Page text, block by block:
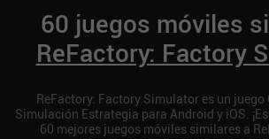
60 juegos móviles
ReFactory: Factory
ReFactory: Factory Simulator es un juego
Simulación Estrategia para Android y iOS.
60 mejores juegos móviles similares a